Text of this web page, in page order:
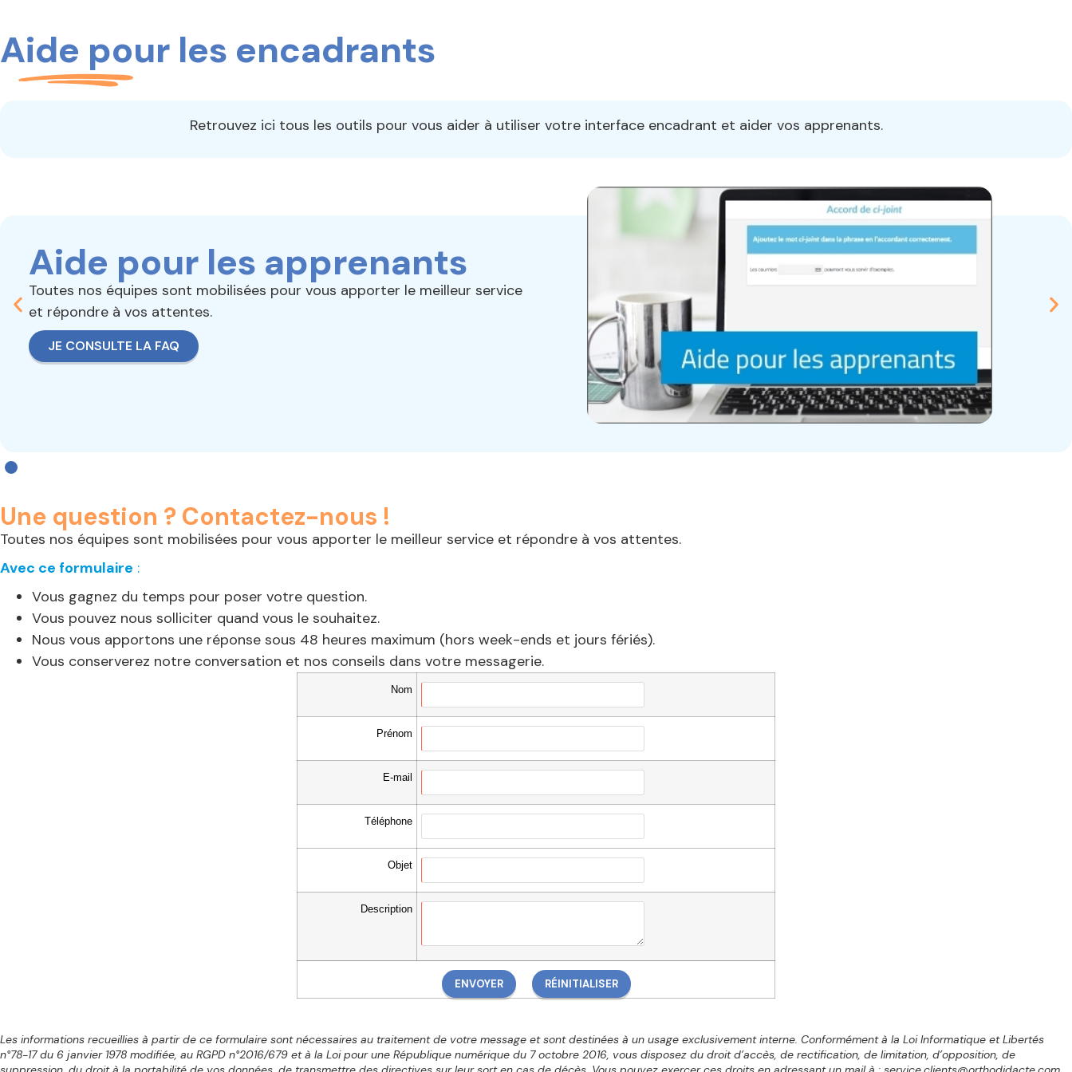
Aide pour les encadrants
Retrouvez ici tous les outils pour vous aider à utiliser votre interface encadrant et aider vos apprenants.
Aide pour les apprenants
Toutes nos équipes sont mobilisées pour vous apporter le meilleur service
et répondre à vos attentes.
JE CONSULTE LA FAQ
Une question ? Contactez-nous !
Toutes nos équipes sont mobilisées pour vous apporter le meilleur service et répondre à vos attentes.
Avec ce formulaire :
Vous gagnez du temps pour poser votre question.
Vous pouvez nous solliciter quand vous le souhaitez.
Nous vous apportons une réponse sous 48 heures maximum (hors week-ends et jours fériés).
Vous conserverez notre conversation et nos conseils dans votre messagerie.
Nom
Prénom
E-mail
Téléphone
Objet
Description
Les informations recueillies à partir de ce formulaire sont nécessaires au traitement de votre message et sont destinées à un usage exclusivement interne. Conformément à la Loi Informatique et Libertés
n°78-17 du 6 janvier 1978 modifiée, au RGPD n°2016/679 et à la Loi pour une République numérique du 7 octobre 2016, vous disposez du droit d’accès, de rectification, de limitation, d’opposition, de